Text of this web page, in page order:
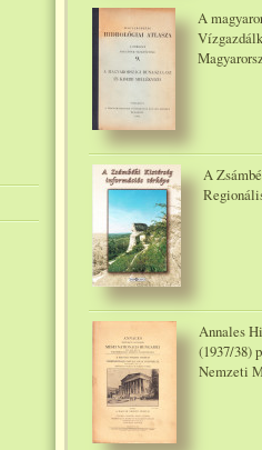
A
A
Annales
(1937/38)
Nemzeti